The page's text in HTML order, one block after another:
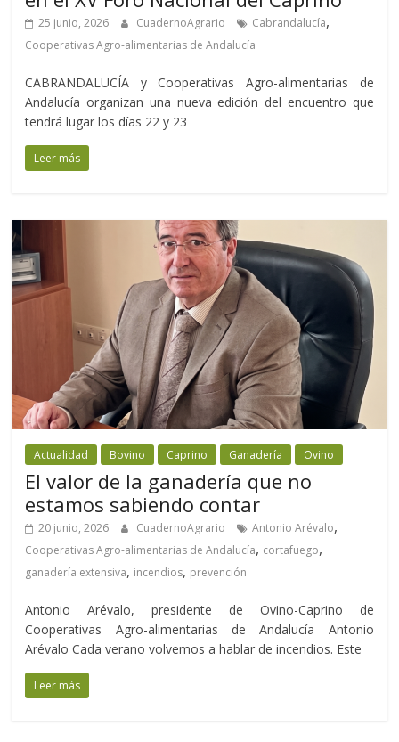
25 junio, 2026 CuadernoAgrario Cabrandalucía,
Cooperativas Agro-alimentarias de Andalucía
CABRANDALUCÍA y Cooperativas Agro-alimentarias de
Andalucía organizan una nueva edición del encuentro que
tendrá lugar los días 22 y 23
Leer más
Actualidad Bovino Caprino Ganadería Ovino
El valor de la ganadería que no
estamos sabiendo contar
20 junio, 2026 CuadernoAgrario Antonio Arévalo,
Cooperativas Agro-alimentarias de Andalucía, cortafuego,
ganadería extensiva, incendios, prevención
Antonio Arévalo, presidente de Ovino-Caprino de
Cooperativas Agro-alimentarias de Andalucía Antonio
Arévalo Cada verano volvemos a hablar de incendios. Este
Leer más